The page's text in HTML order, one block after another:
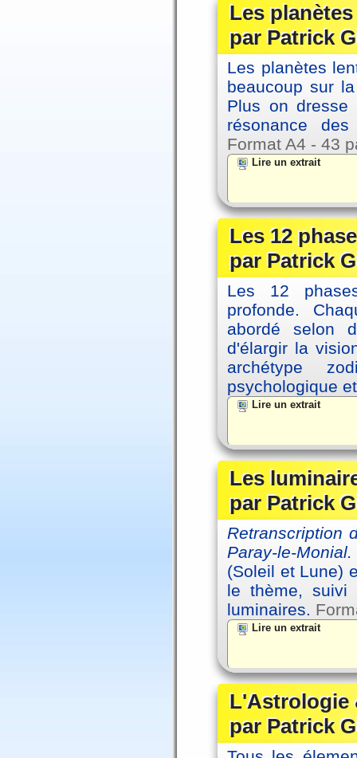
Les
par Patrick
Les planètes
beaucoup sur
Plus on dresse
résonance
Format A4 - 43
Lire un extrait
Les 12
par Patrick
Les 12
profonde.
abordé selon
d'élargir la
archétype
psychologique
Lire un extrait
Les
par Patrick
Retranscription
Paray-le-Monial.
(Soleil et Lune)
le thème, suivi
luminaires.
Lire un extrait
L'Astrologie
par Patrick